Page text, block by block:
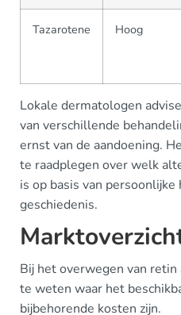
Tazarotene Hoog
Lokale dermatologen
van verschillende
ernst van de aandoening.
te raadplegen over welk
is op basis van
geschiedenis.
Bij het overwegen van
te weten waar het
bijbehorende kosten zijn.